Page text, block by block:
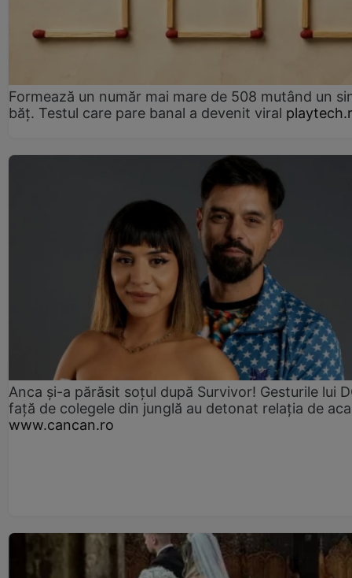
Formează un număr mai mare de 508 mutând un
băț. Testul care pare banal a devenit viral
Anca și-a părăsit soțul după Survivor! Gesturile lui
față de colegele din junglă au detonat relația de
www.cancan.ro